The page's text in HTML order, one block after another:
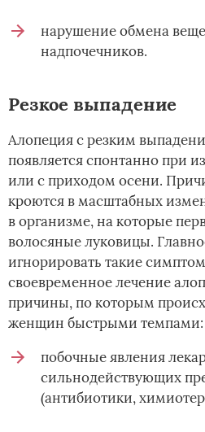
нарушение обмена
надпочечников.
Резкое выпадение
Алопеция с резким
появляется спонтанно при
или с приходом осени.
кроются в масштабных
в организме, на которые
волосяные луковицы.
игнорировать такие
своевременное лечение
причины, по которым
женщин быстрыми темпами:
побочные явления
сильнодействующих
(антибиотики,